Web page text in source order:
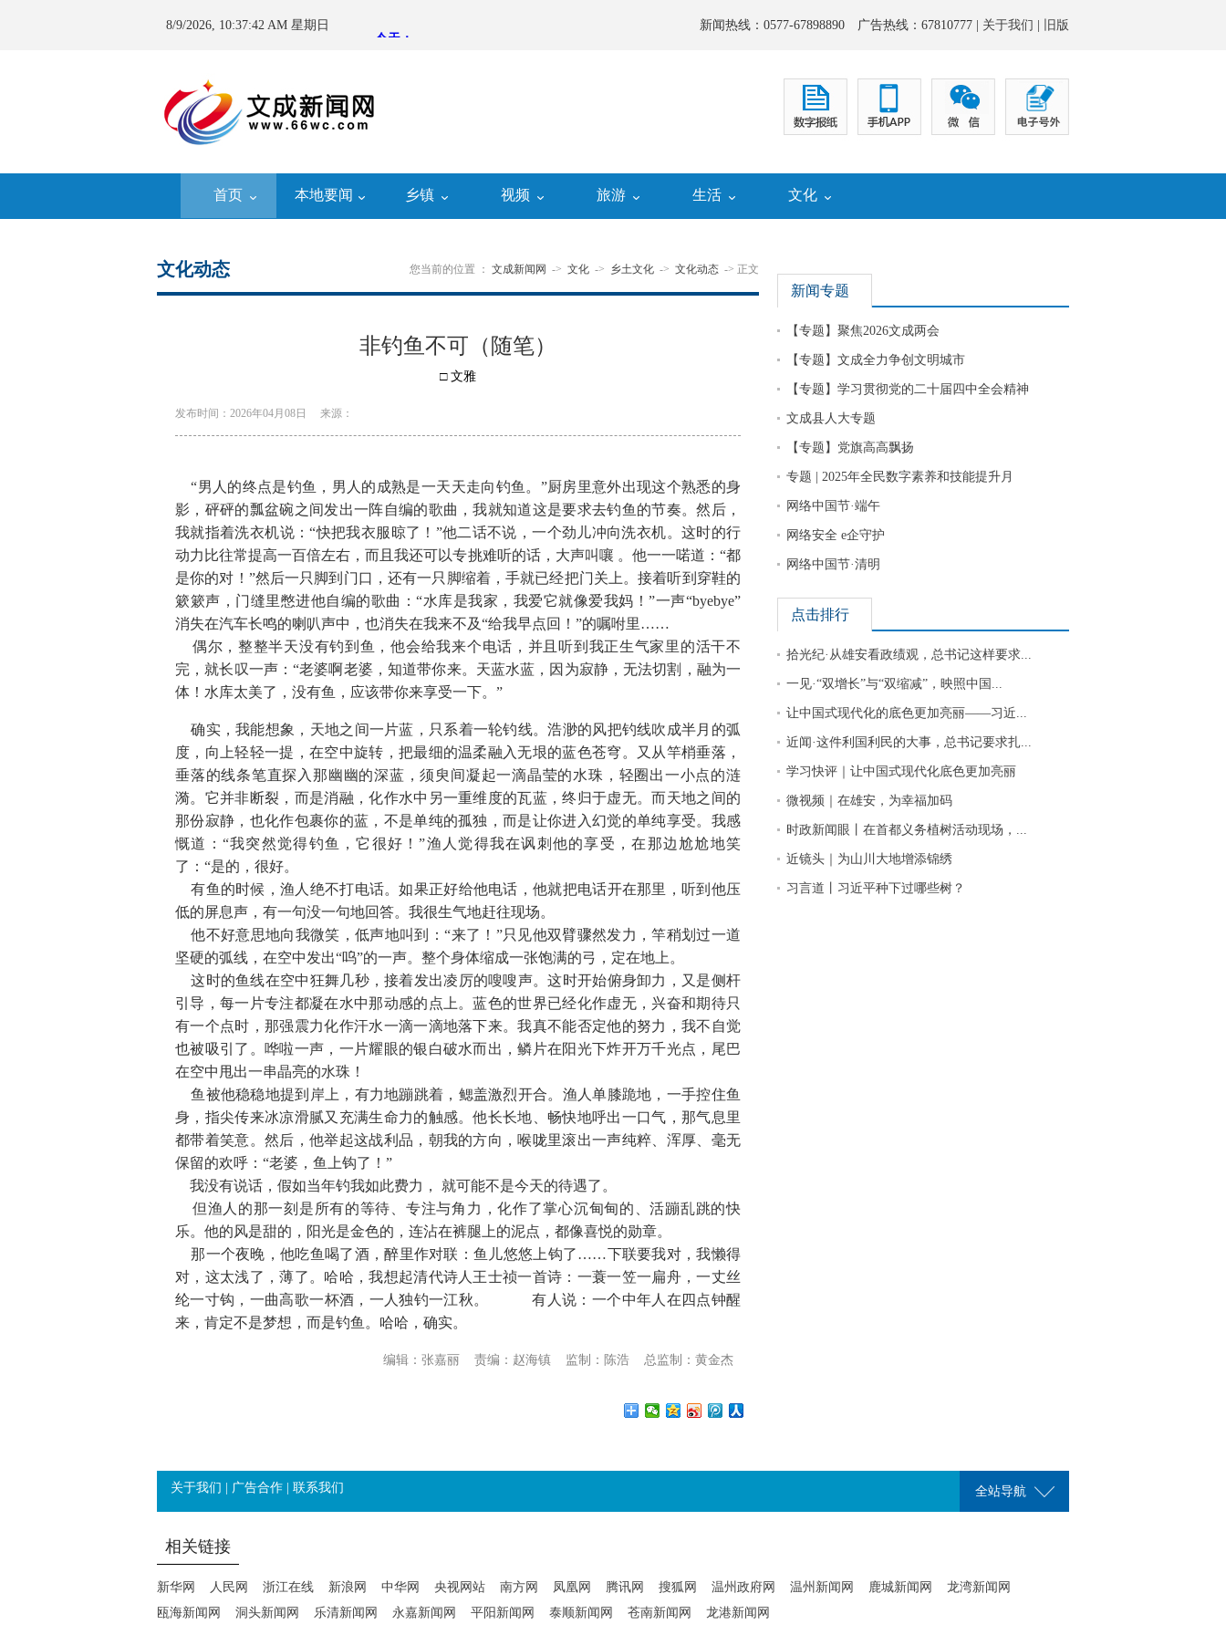
8/9/2026, 10:37:43 AM 星期日 新闻热线：0577-67898890 广告热线：67810777 | 关于我们 旧版
首页 本地要闻 乡镇 视频 旅游 生活 文化
您当前的位置 ： 文成新闻网 -> 文化 -> 乡土文化 -> 文化动态 -> 正文
文化动态
非钓鱼不可（随笔）
□ 文雅
发布时间：2026年04月08日 来源：
“男人的终点是钓鱼，男人的成熟是一天天走向钓鱼。”厨房里意外出现这个熟悉的身
影，砰砰的瓢盆碗之间发出一阵自编的歌曲，我就知道这是要求去钓鱼的节奏。然后，
我就指着洗衣机说：“快把我衣服晾了！”他二话不说，一个劲儿冲向洗衣机。这时的行
动力比往常提高一百倍左右，而且我还可以专挑难听的话，大声叫嚷 。他一一喏道：“都
是你的对！”然后一只脚到门口，还有一只脚缩着，手就已经把门关上。接着听到穿鞋的
簌簌声，门缝里憋进他自编的歌曲：“水库是我家，我爱它就像爱我妈！”一声“byebye”
消失在汽车长鸣的喇叭声中，也消失在我来不及“给我早点回！”的嘱咐里……
偶尔，整整半天没有钓到鱼，他会给我来个电话，并且听到我正生气家里的活干不
完，就长叹一声：“老婆啊老婆，知道带你来。天蓝水蓝，因为寂静，无法切割，融为一
体！水库太美了，没有鱼，应该带你来享受一下。”
确实，我能想象，天地之间一片蓝，只系着一轮钓线。浩渺的风把钓线吹成半月的弧
度，向上轻轻一提，在空中旋转，把最细的温柔融入无垠的蓝色苍穹。又从竿梢垂落，
垂落的线条笔直探入那幽幽的深蓝，须臾间凝起一滴晶莹的水珠，轻圈出一小点的涟
漪。它并非断裂，而是消融，化作水中另一重维度的瓦蓝，终归于虚无。而天地之间的
那份寂静，也化作包裹你的蓝，不是单纯的孤独，而是让你进入幻觉的单纯享受。我感
慨道：“我突然觉得钓鱼，它很好！”渔人觉得我在讽刺他的享受，在那边尬尬地笑
了：“是的，很好。
有鱼的时候，渔人绝不打电话。如果正好给他电话，他就把电话开在那里，听到他压
低的屏息声，有一句没一句地回答。我很生气地赶往现场。
他不好意思地向我微笑，低声地叫到：“来了！”只见他双臂骤然发力，竿稍划过一道
坚硬的弧线，在空中发出“呜”的一声。整个身体缩成一张饱满的弓，定在地上。
这时的鱼线在空中狂舞几秒，接着发出凌厉的嗖嗖声。这时开始俯身卸力，又是侧杆
引导，每一片专注都凝在水中那动感的点上。蓝色的世界已经化作虚无，兴奋和期待只
有一个点时，那强震力化作汗水一滴一滴地落下来。我真不能否定他的努力，我不自觉
也被吸引了。哗啦一声，一片耀眼的银白破水而出，鳞片在阳光下炸开万千光点，尾巴
在空中甩出一串晶亮的水珠！
鱼被他稳稳地提到岸上，有力地蹦跳着，鳃盖激烈开合。渔人单膝跪地，一手控住鱼
身，指尖传来冰凉滑腻又充满生命力的触感。他长长地、畅快地呼出一口气，那气息里
都带着笑意。然后，他举起这战利品，朝我的方向，喉咙里滚出一声纯粹、浑厚、毫无
保留的欢呼：“老婆，鱼上钩了！”
我没有说话，假如当年钓我如此费力， 就可能不是今天的待遇了。
但渔人的那一刻是所有的等待、专注与角力，化作了掌心沉甸甸的、活蹦乱跳的快
乐。他的风是甜的，阳光是金色的，连沾在裤腿上的泥点，都像喜悦的勋章。
那一个夜晚，他吃鱼喝了酒，醉里作对联：鱼儿悠悠上钩了……下联要我对，我懒得
对，这太浅了，薄了。哈哈，我想起清代诗人王士祯一首诗：一蓑一笠一扁舟，一丈丝
纶一寸钩，一曲高歌一杯酒，一人独钓一江秋。 有人说：一个中年人在四点钟醒
来，肯定不是梦想，而是钓鱼。哈哈，确实。
总监制：黄金杰
监制：陈浩
责编：赵海镇
编辑：张嘉丽
新闻专题
【专题】聚焦2026文成两会
【专题】文成全力争创文明城市
【专题】学习贯彻党的二十届四中全会精神
文成县人大专题
【专题】党旗高高飘扬
专题 | 2025年全民数字素养和技能提升月
网络中国节·端午
网络安全 e企守护
网络中国节·清明
点击排行
拾光纪·从雄安看政绩观，总书记这样要求...
一见·“双增长”与“双缩减”，映照中国...
让中国式现代化的底色更加亮丽——习近...
近闻·这件利国利民的大事，总书记要求扎...
学习快评｜让中国式现代化底色更加亮丽
微视频｜在雄安，为幸福加码
时政新闻眼丨在首都义务植树活动现场，...
近镜头｜为山川大地增添锦绣
习言道丨习近平种下过哪些树？
关于我们 广告合作 联系我们 全站导航
相关链接
新华网 人民网 浙江在线 新浪网 中华网 央视网站 南方网 凤凰网 腾讯网 搜狐网 温州政府网 温州新闻网 鹿城新闻网
龙湾新闻网
瓯海新闻网
洞头新闻网 乐清新闻网 永嘉新闻网 平阳新闻网 泰顺新闻网 苍南新闻网 龙港新闻网